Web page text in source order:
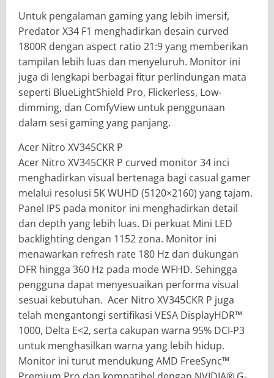
Untuk pengalaman gaming yang lebih imersif,
Predator X34 F1 menghadirkan desain curved
1800R dengan aspect ratio 21:9 yang memberikan
tampilan lebih luas dan menyeluruh. Monitor ini
juga di lengkapi berbagai fitur perlindungan mata
seperti BlueLightShield Pro, Flickerless, Low-
dimming, dan ComfyView untuk penggunaan
dalam sesi gaming yang panjang.
Acer Nitro XV345CKR P
Acer Nitro XV345CKR P curved monitor 34 inci
menghadirkan visual bertenaga bagi casual gamer
melalui resolusi 5K WUHD (5120×2160) yang tajam.
Panel IPS pada monitor ini menghadirkan detail
dan depth yang lebih luas. Di perkuat Mini LED
backlighting dengan 1152 zona. Monitor ini
menawarkan refresh rate 180 Hz dan dukungan
DFR hingga 360 Hz pada mode WFHD. Sehingga
pengguna dapat menyesuaikan performa visual
sesuai kebutuhan. Acer Nitro XV345CKR P juga
telah mengantongi sertifikasi VESA DisplayHDR™
1000, Delta E<2, serta cakupan warna 95% DCI-P3
untuk menghasilkan warna yang lebih hidup.
Monitor ini turut mendukung AMD FreeSync™